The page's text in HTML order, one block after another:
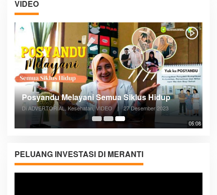
VIDEO
05:08
Posyandu Melayani Semua Siklus Hidup
Di ADVERTORIAL, Kesehatan, VIDEO | 27 Desember 2023
PELUANG INVESTASI DI MERANTI